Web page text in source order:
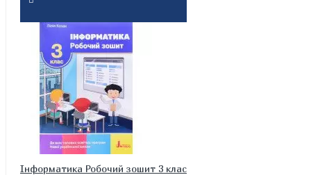
Інформатика Робочий зошит 3 клас